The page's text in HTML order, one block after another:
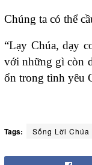
Chúng ta có thể
“Lạy Chúa, dạy
với những gì còn
ổn trong tình yêu
Tags: Sống Lời Chúa